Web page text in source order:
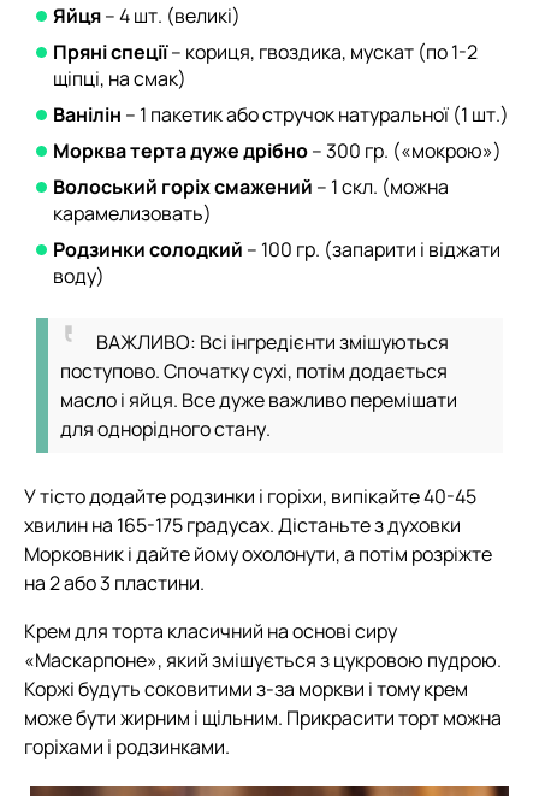
Яйця– 4 шт. (великі)
Пряні спеції– кориця, гвоздика, мускат (по 1-2
щіпці, на смак)
Ванілін – 1 пакетик або стручок натуральної (1 шт.)
Морква терта дуже дрібно– 300 гр. («мокрою»)
Волоський горіх смажений – 1 скл. (можна
карамелизовать)
Родзинки солодкий – 100 гр. (запарити і віджати
воду)
ВАЖЛИВО: Всі інгредієнти змішуються
поступово. Спочатку сухі, потім додається
масло і яйця. Все дуже важливо перемішати
для однорідного стану.
У тісто додайте родзинки і горіхи, випікайте 40-45
хвилин на 165-175 градусах. Дістаньте з духовки
Морковник і дайте йому охолонути, а потім розріжте
на 2 або 3 пластини.
Крем для торта класичний на основі сиру
«Маскарпоне», який змішується з цукровою пудрою.
Коржі будуть соковитими з-за моркви і тому крем
може бути жирним і щільним. Прикрасити торт можна
горіхами і родзинками.